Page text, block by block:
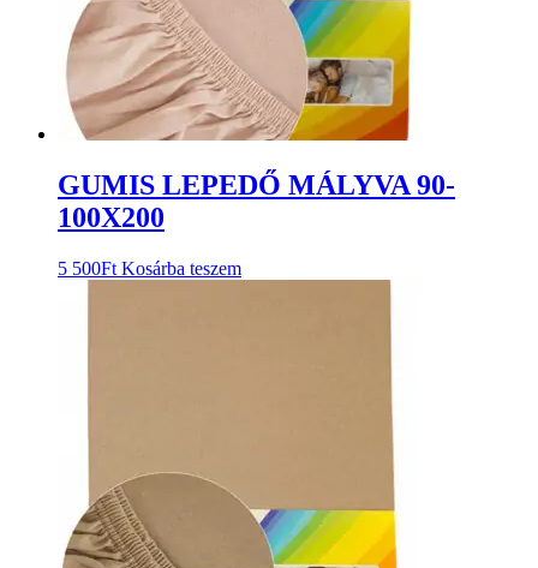
GUMIS LEPEDŐ MÁLYVA 90-
100X200
5 500Ft Kosárba teszem